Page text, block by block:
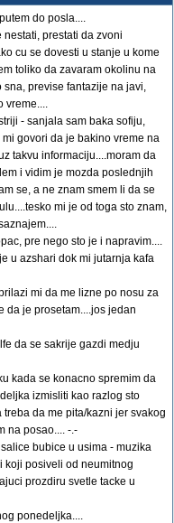
do posla....
prestati da zvoni
cu se dovesti u stanje u kome
toliko da zavaram okolinu na
previse fantazije na javi,
vreme....
- sanjala sam baka sofiju,
govori da je bakino vreme na
takvu informaciju....moram da
i vidim je mozda poslednjih
se, a ne znam smem li da se
mi je od toga sto znam,
pre nego sto je i napravim....
u azshari dok mi jutarnja kafa
mi da me lizne po nosu za
da je prosetam....jos jedan
da se sakrije gazdi medju
kada se konacno spremim da
izmisliti kao razlog sto
da me pita/kazni jer svakog
na posao.... -.-
bubice u usima - muzika
koji posiveli od neumitnog
prozdiru svetle tacke u
ponedeljka....